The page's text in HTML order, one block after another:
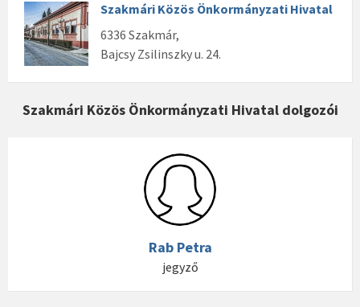
Szakmári Közös Önkormányzati Hivatal
6336 Szakmár,
Bajcsy Zsilinszky u. 24.
Szakmári Közös Önkormányzati Hivatal dolgozói
Rab Petra
jegyző